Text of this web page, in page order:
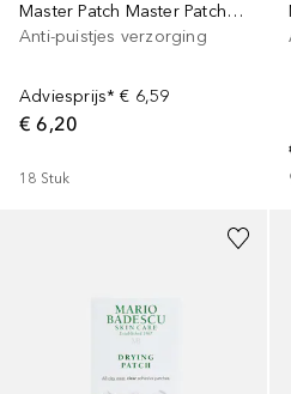
Master Patch Master Patch Clear Pasvorm
Anti-puistjes verzorging
Adviesprijs* € 6,59
€ 6,20
18 Stuk